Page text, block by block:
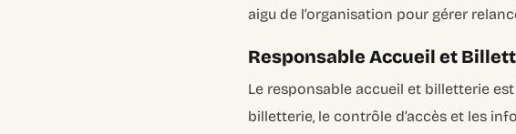
aigu de l’organisation pour gérer
Responsable Accueil et
Le responsable accueil et billetterie
billetterie, le contrôle d’accès et les